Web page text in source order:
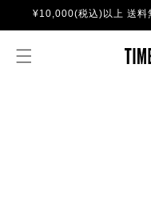
ンツに
進む
¥10,000(税込)以上 送料